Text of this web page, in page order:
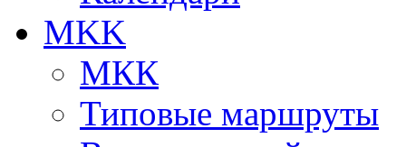
MKK
МКК
Типовые маршруты